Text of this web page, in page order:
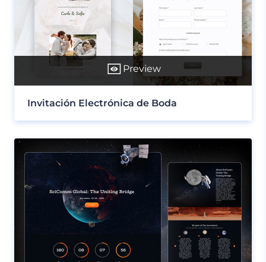
Preview
Invitación Electrónica de Boda